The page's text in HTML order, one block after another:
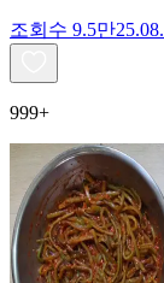
조회수 9.5만
999+